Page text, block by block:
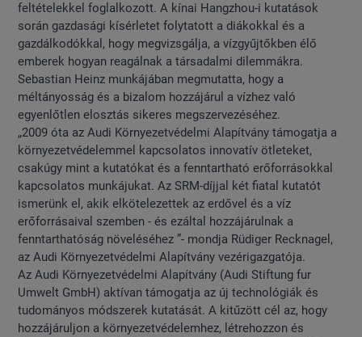
feltételekkel foglalkozott. A kínai Hangzhou-i kutatások
során gazdasági kísérletet folytatott a diákokkal és a
gazdálkodókkal, hogy megvizsgálja, a vízgyűjtőkben élő
emberek hogyan reagálnak a társadalmi dilemmákra.
Sebastian Heinz munkájában megmutatta, hogy a
méltányosság és a bizalom hozzájárul a vízhez való
egyenlőtlen elosztás sikeres megszervezéséhez.
„2009 óta az Audi Környezetvédelmi Alapítvány támogatja a
környezetvédelemmel kapcsolatos innovatív ötleteket,
csakúgy mint a kutatókat és a fenntartható erőforrásokkal
kapcsolatos munkájukat. Az SRM-díjjal két fiatal kutatót
ismerünk el, akik elkötelezettek az erdővel és a víz
erőforrásaival szemben - és ezáltal hozzájárulnak a
fenntarthatóság növeléséhez ”- mondja Rüdiger Recknagel,
az Audi Környezetvédelmi Alapítvány vezérigazgatója.
Az Audi Környezetvédelmi Alapítvány (Audi Stiftung fur
Umwelt GmbH) aktívan támogatja az új technológiák és
tudományos módszerek kutatását. A kitűzött cél az, hogy
hozzájáruljon a környezetvédelemhez, létrehozzon és